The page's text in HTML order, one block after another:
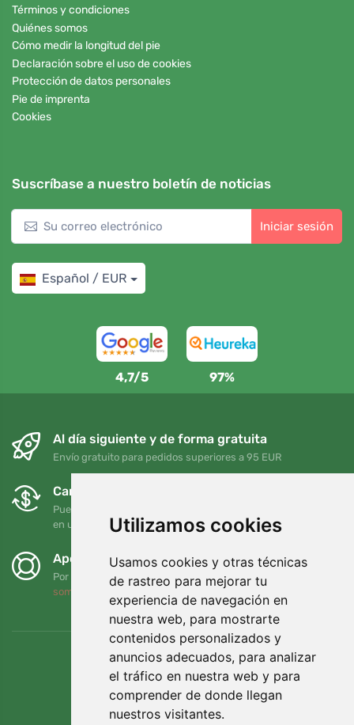
Utilizamos cookies
Usamos cookies y otras técnicas
de rastreo para mejorar tu
experiencia de navegación en
nuestra web, para mostrarte
contenidos personalizados y
anuncios adecuados, para analizar
el tráfico en nuestra web y para
comprender de donde llegan
nuestros visitantes.
Términos y condiciones
Quiénes somos
Cómo medir la longitud del pie
Declaración sobre el uso de cookies
Protección de datos personales
Pie de imprenta
Cookies
Suscríbase a nuestro boletín de noticias
Iniciar sesión
Español / EUR
4,7/5 97%
Al día siguiente y de forma gratuita
Envío gratuito para pedidos superiores a 95 EUR
Cambios y devoluciones gratuitos
Puede devolver o cambiar su pedido en cualquier momento
en un plazo de 90 días
Apoyamos a Trees.org
Por cada pedido plantamos un árbol. Leer más
somos